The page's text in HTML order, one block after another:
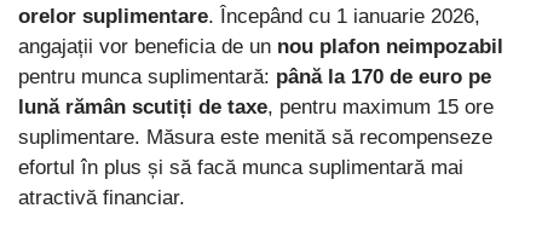
orelor suplimentare. Începând cu 1 ianuarie 2026,
angajații vor beneficia de un nou plafon neimpozabil
pentru munca suplimentară: până la 170 de euro pe
lună rămân scutiți de taxe, pentru maximum 15 ore
suplimentare. Măsura este menită să recompenseze
efortul în plus și să facă munca suplimentară mai
atractivă financiar.